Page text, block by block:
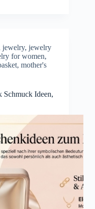
jewelry, jewelry
for women,
, mother's
Schmuck Ideen,